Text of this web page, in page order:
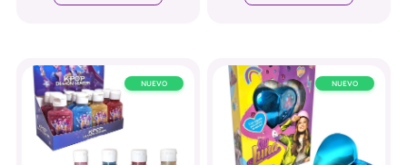
NUEVO NUEVO